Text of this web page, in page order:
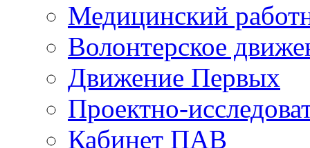
Медицинский
Волонтерское
Движение Первых
Проектно-
Кабинет ПАВ